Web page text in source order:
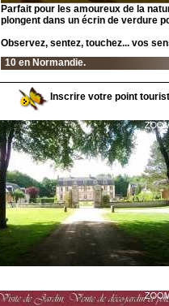
Parfait pour les amoureux de la
plongent dans un écrin de verdure
Observez, sentez, touchez... vos
10 en Normandie.
Inscrire votre point